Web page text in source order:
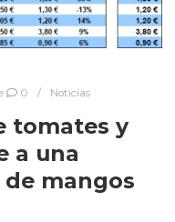
0 Noticias
tomates y
a una
mangos